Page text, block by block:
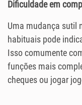
Dificuldade em
Uma mudança sutil
habituais pode
Isso comumente
funções mais
cheques ou jogar